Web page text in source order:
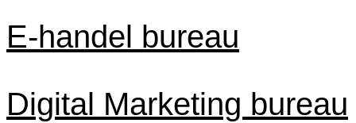
E-handel bureau
Digital Marketing bureau